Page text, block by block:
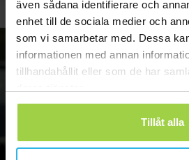
även sådana identifierare och
enhet till de sociala medier och
som vi samarbetar med. Dessa
informationen med annan
tillhandahållit eller som de har
Tillåt alla
Max, Karlstad